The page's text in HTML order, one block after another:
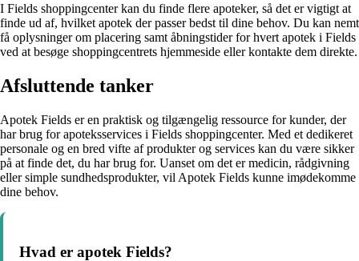
I Fields shoppingcenter kan du finde flere apoteker, så det er vigtigt at
finde ud af, hvilket apotek der passer bedst til dine behov. Du kan nemt
få oplysninger om placering samt åbningstider for hvert apotek i Fields
ved at besøge shoppingcentrets hjemmeside eller kontakte dem direkte.
Afsluttende tanker
Apotek Fields er en praktisk og tilgængelig ressource for kunder, der
har brug for apoteksservices i Fields shoppingcenter. Med et dedikeret
personale og en bred vifte af produkter og services kan du være sikker
på at finde det, du har brug for. Uanset om det er medicin, rådgivning
eller simple sundhedsprodukter, vil Apotek Fields kunne imødekomme
dine behov.
Hvad er apotek Fields?